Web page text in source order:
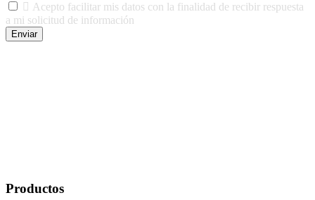
 Acepto facilitar mis datos con la finalidad de recibir respuesta
a mi solicitud de información
Enviar
Productos